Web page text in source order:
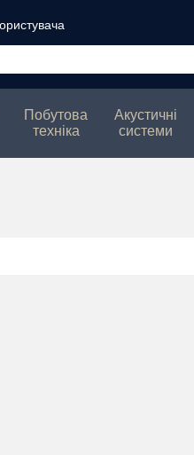
Побутова
техніка
Акустичні
системи